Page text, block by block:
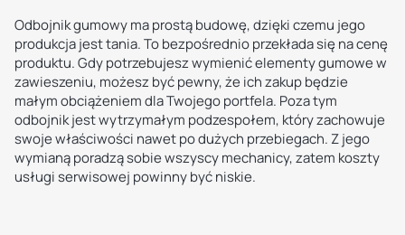
Odbojnik gumowy ma prostą budowę, dzięki czemu jego
produkcja jest tania. To bezpośrednio przekłada się na cenę
produktu. Gdy potrzebujesz wymienić elementy gumowe w
zawieszeniu, możesz być pewny, że ich zakup będzie
małym obciążeniem dla Twojego portfela. Poza tym
odbojnik jest wytrzymałym podzespołem, który zachowuje
swoje właściwości nawet po dużych przebiegach. Z jego
wymianą poradzą sobie wszyscy mechanicy, zatem koszty
usługi serwisowej powinny być niskie.